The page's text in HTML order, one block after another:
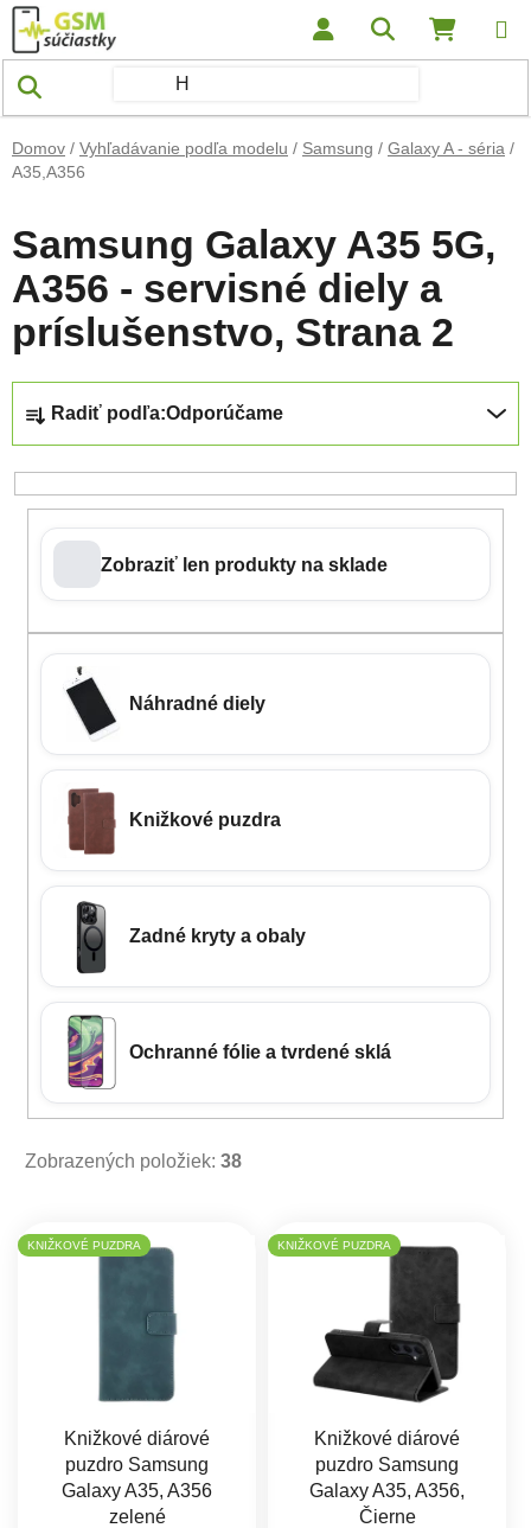
Prejsť na obsah Hľadať
Domov / Vyhľadávanie podľa modelu / Samsung / Galaxy A - séria /
A35,A356
Samsung Galaxy A35 5G,
A356 - servisné diely a
príslušenstvo, Strana 2
Radiť podľa:Odporúčame
Zobraziť len produkty na sklade
Náhradné diely
Knižkové puzdra
Zadné kryty a obaly
Ochranné fólie a tvrdené sklá
Zobrazených položiek: 38
Výpis produktov
KNIŽKOVÉ PUZDRA
Knižkové diárové
puzdro Samsung
Galaxy A35, A356
zelené
KNIŽKOVÉ PUZDRA
Knižkové diárové
puzdro Samsung
Galaxy A35, A356,
Čierne